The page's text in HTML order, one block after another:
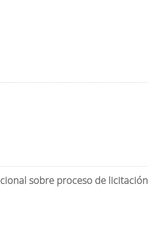
sobre proceso de licitación